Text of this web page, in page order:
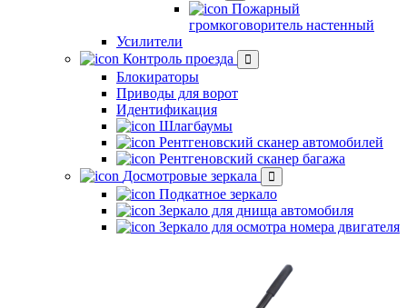
Пожарный
громкоговоритель настенный
Усилители
Контроль проезда
Блокираторы
Приводы для ворот
Идентификация
Шлагбаумы
Рентгеновский сканер автомобилей
Рентгеновский сканер багажа
Досмотровые зеркала
Подкатное зеркало
Зеркало для днища автомобиля
Зеркало для осмотра номера двигателя